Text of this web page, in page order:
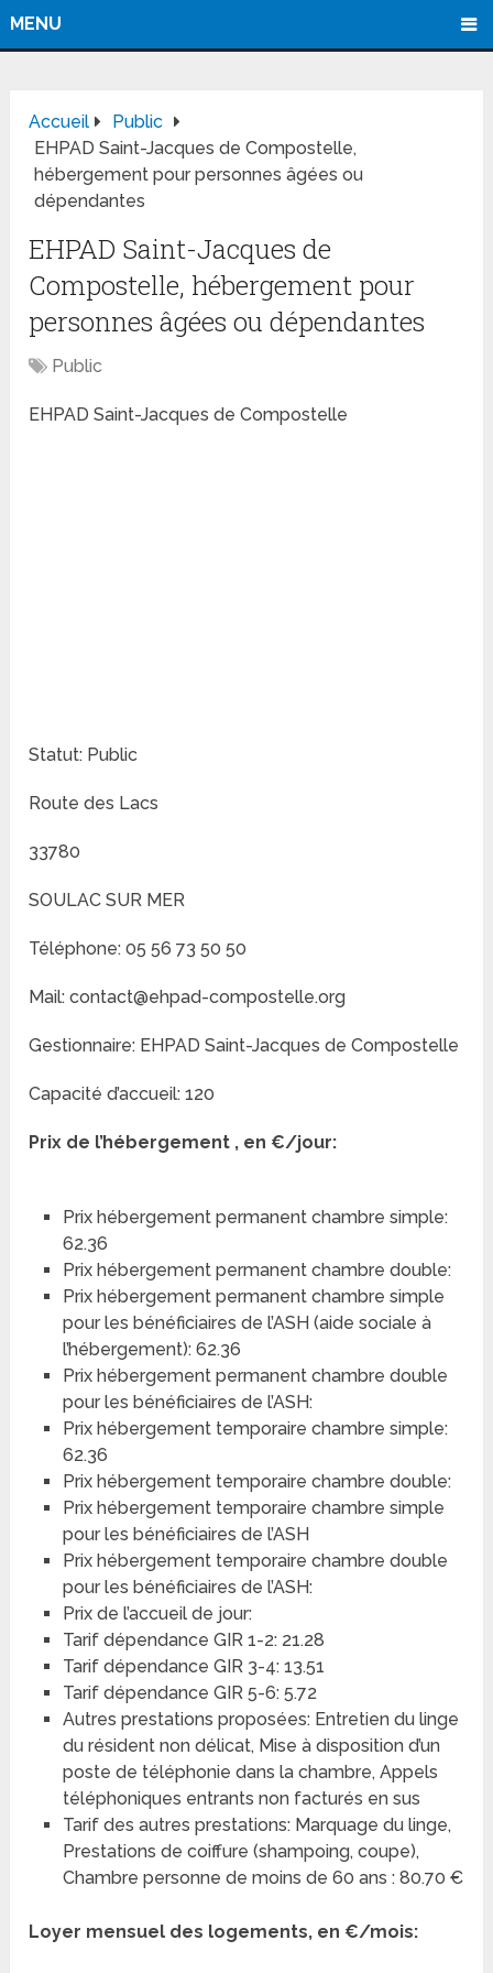
MENU
Accueil
Public
EHPAD Saint-Jacques de Compostelle,
hébergement pour personnes âgées ou
dépendantes
EHPAD Saint-Jacques de
Compostelle, hébergement pour
personnes âgées ou dépendantes
Public
EHPAD Saint-Jacques de Compostelle
Statut: Public
Route des Lacs
33780
SOULAC SUR MER
Téléphone: 05 56 73 50 50
Mail: contact@ehpad-compostelle.org
Gestionnaire: EHPAD Saint-Jacques de Compostelle
Capacité d’accueil: 120
Prix de l’hébergement , en €/jour:
Prix hébergement permanent chambre simple:
62.36
Prix hébergement permanent chambre double:
Prix hébergement permanent chambre simple
pour les bénéficiaires de l’ASH (aide sociale à
l’hébergement): 62.36
Prix hébergement permanent chambre double
pour les bénéficiaires de l’ASH:
Prix hébergement temporaire chambre simple:
62.36
Prix hébergement temporaire chambre double:
Prix hébergement temporaire chambre simple
pour les bénéficiaires de l’ASH
Prix hébergement temporaire chambre double
pour les bénéficiaires de l’ASH:
Prix de l’accueil de jour:
Tarif dépendance GIR 1-2: 21.28
Tarif dépendance GIR 3-4: 13.51
Tarif dépendance GIR 5-6: 5.72
Autres prestations proposées: Entretien du linge
du résident non délicat, Mise à disposition d’un
poste de téléphonie dans la chambre, Appels
téléphoniques entrants non facturés en sus
Tarif des autres prestations: Marquage du linge,
Prestations de coiffure (shampoing, coupe),
Chambre personne de moins de 60 ans : 80.70 €
Loyer mensuel des logements, en €/mois: